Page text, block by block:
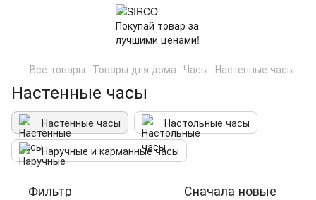
Все товары Товары для дома Часы Настенные часы
Настенные часы
Настенные часы
Настольные часы
Наручные и карманные часы
Фильтр Сначала новые